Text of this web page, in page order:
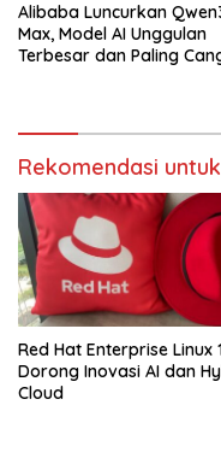
Alibaba Luncurkan
Max, Model AI Unggulan
Terbesar dan Paling
Rekomendasi
Red Hat Enterprise Linux
Dorong Inovasi AI dan
Cloud